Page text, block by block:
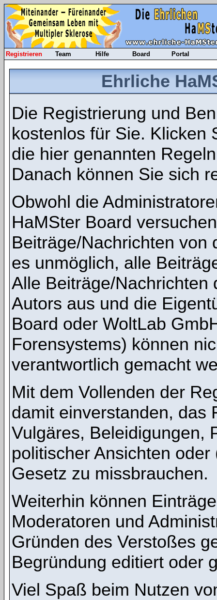
Registrieren Team Hilfe Board Portal
Ehrliche
Die Registrierung und
kostenlos für Sie. Klicken
die hier genannten
Danach können Sie sich
Obwohl die
HaMSter Board
Beiträge/Nachrichten von
es unmöglich, alle
Alle Beiträge/Nachrichten
Autors aus und die
Board oder WoltLab
Forensystems) können
verantwortlich gemacht
Mit dem Vollenden der
damit einverstanden, das
Vulgäres, Beleidigungen,
politischer Ansichten
Gesetz zu missbrauchen.
Weiterhin können
Moderatoren und
Gründen des Verstoßes
Begründung editiert oder
Viel Spaß beim Nutzen